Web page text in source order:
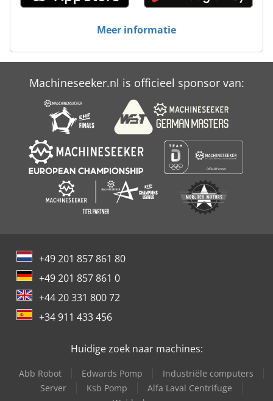
Rauch Alpha 1141
Rehm Invertig 230 Gw
Reil Eichinger
Vermeer Rtx 1250
Meer informatie
Machineseeker.nl is officieel sponsor van:
+49 201 857 861 80
+49 201 857 861 0
+44 20 331 800 72
+34 911 433 456
Huidige zoek naar machines:
Abb Robot Edwards Pomp
Industriële computers
Server
Ksb Pomp
Alfa Laval Centrifuge